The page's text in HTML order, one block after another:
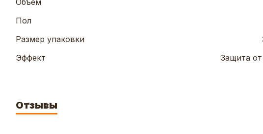
Объем
Пол
Размер упаковки
Эффект
Защита
Отзывы